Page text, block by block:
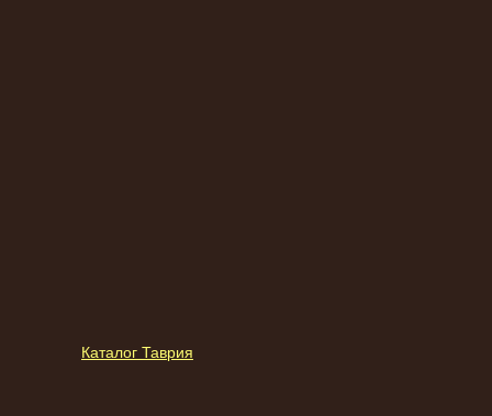
Каталог Таврия